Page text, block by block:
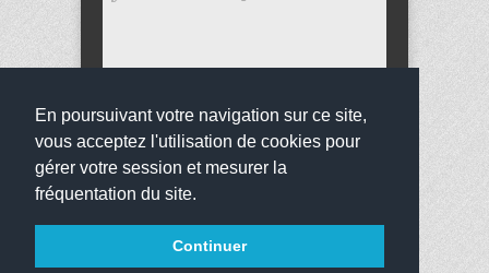
En poursuivant votre navigation sur ce site,
vous acceptez l'utilisation de cookies pour
gérer votre session et mesurer la
fréquentation du site.
Continuer
Envoyer
réservés
websco